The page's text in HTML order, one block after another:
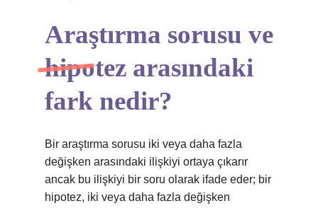
Araştırma sorusu ve
hipotez arasındaki
fark nedir?
Bir araştırma sorusu iki veya daha fazla
değişken arasındaki ilişkiyi ortaya çıkarır
ancak bu ilişkiyi bir soru olarak ifade eder; bir
hipotez, iki veya daha fazla değişken